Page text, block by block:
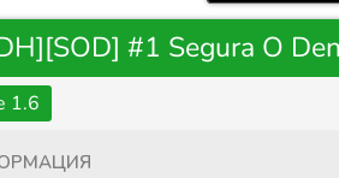
#1 Segura O
1.6